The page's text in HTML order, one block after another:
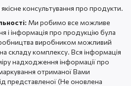
консультування про продукти.
Ми робимо все можливе
і інформація про продукцію була
виробником можливий
складу комплексу. Вся інформація
надходження інформації про
отриманої Вами
представленої (Не оновлена